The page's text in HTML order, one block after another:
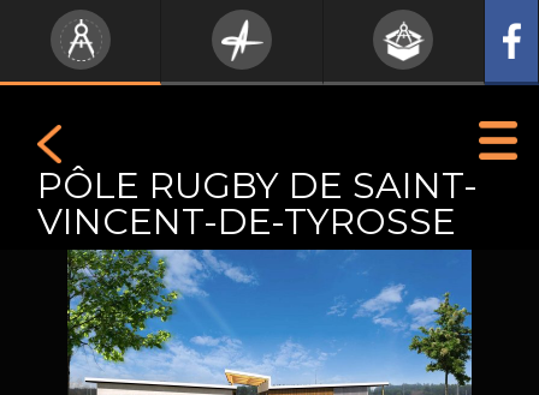
PÔLE RUGBY DE SAINT-
VINCENT-DE-TYROSSE